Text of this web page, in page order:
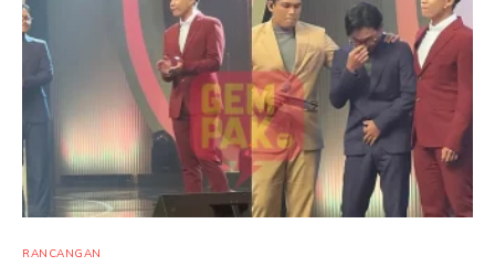
RANCANGAN